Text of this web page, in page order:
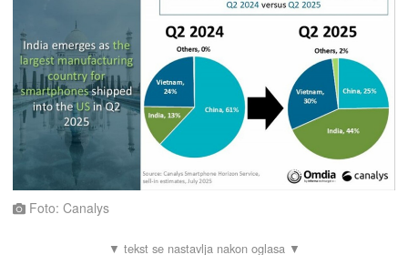
Foto: Canalys